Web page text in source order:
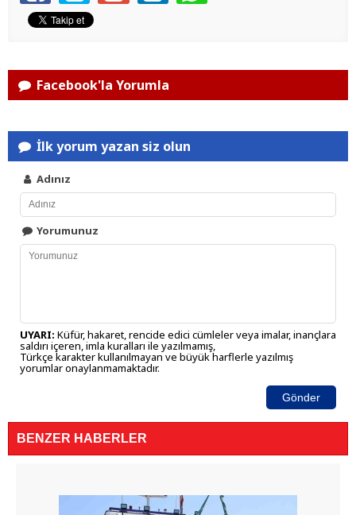
Facebook'la Yorumla
İlk yorum yazan siz olun
Adınız
Yorumunuz
UYARI: Küfür, hakaret, rencide edici cümleler veya imalar, inançlara
saldırı içeren, imla kuralları ile yazılmamış,
Türkçe karakter kullanılmayan ve büyük harflerle yazılmış
yorumlar onaylanmamaktadır.
Gönder
BENZER HABERLER